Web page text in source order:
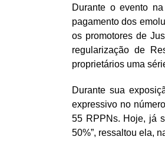
Durante o evento
pagamento dos
os promotores de
regularização de
proprietários uma
Durante sua
expressivo no
55 RPPNs. Hoje, já
50%”, ressaltou ela,